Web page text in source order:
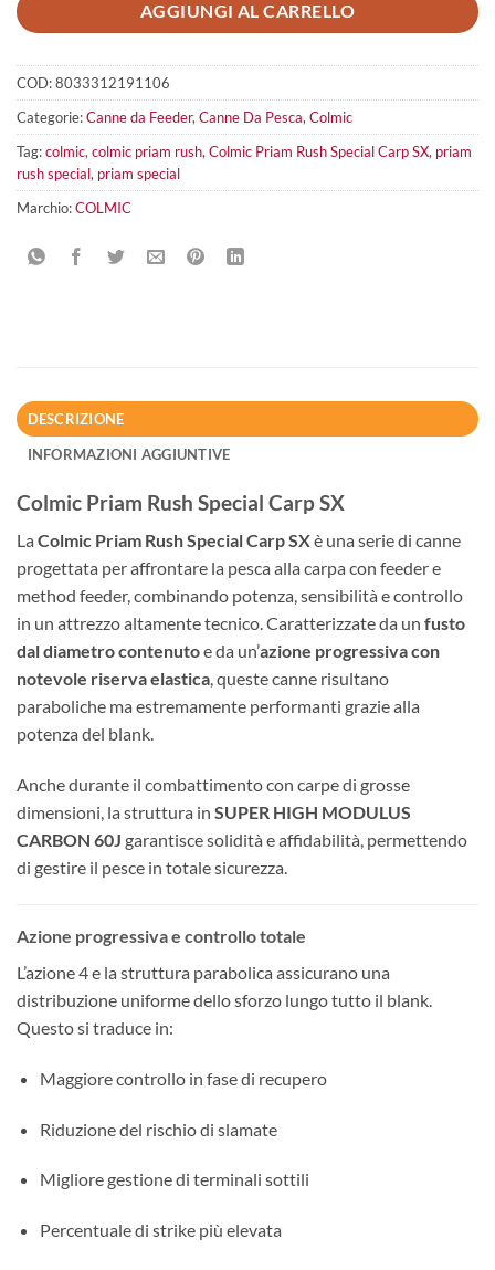
AGGIUNGI AL CARRELLO
COD:8033312191106
Categorie:Canne da Feeder, Canne Da Pesca, Colmic
Tag:colmic, colmic priam rush, Colmic Priam Rush Special Carp SX, priam
rush special, priam special
Marchio:COLMIC
DESCRIZIONE
INFORMAZIONI AGGIUNTIVE
Colmic Priam Rush Special Carp SX
La Colmic Priam Rush Special Carp SXè una serie di canne
progettata per affrontare la pesca alla carpa con feeder e
method feeder, combinando potenza, sensibilità e controllo
in un attrezzo altamente tecnico. Caratterizzate da un fusto
dal diametro contenutoe da un’azione progressiva con
notevole riserva elastica, queste canne risultano
paraboliche ma estremamente performanti grazie alla
potenza del blank.
Anche durante il combattimento con carpe di grosse
dimensioni, la struttura in SUPER HIGH MODULUS
CARBON 60J garantisce solidità e affidabilità, permettendo
di gestire il pesce in totale sicurezza.
Azione progressiva e controllo totale
L’azione 4 e la struttura parabolica assicurano una
distribuzione uniforme dello sforzo lungo tutto il blank.
Questo si traduce in:
Maggiore controllo in fase di recupero
Riduzione del rischio di slamate
Migliore gestione di terminali sottili
Percentuale di strike più elevata